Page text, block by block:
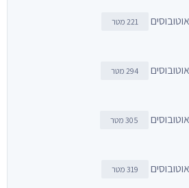
221 מטר
294 מטר
305 מטר
319 מטר